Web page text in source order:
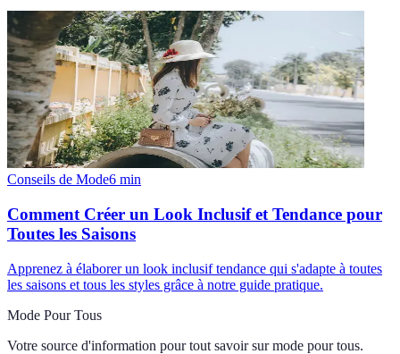
Conseils de Mode6 min
Comment Créer un Look Inclusif et Tendance pour
Toutes les Saisons
Apprenez à élaborer un look inclusif tendance qui s'adapte à toutes
les saisons et tous les styles grâce à notre guide pratique.
Mode Pour Tous
Votre source d'information pour tout savoir sur mode pour tous.